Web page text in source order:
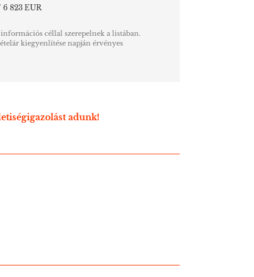
6 823 EUR
céllal szerepelnek a listában.
kiegyenlítése napján érvényes
adunk!